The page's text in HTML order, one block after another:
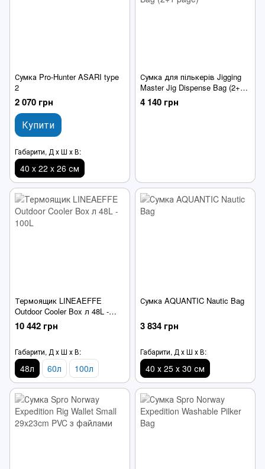
Сумка Pro-Hunter ASARI type
2
2 070 грн
Купити
Габарити, Д х Ш х В:
40 x 22 x 26 см
Сумка для пількерів Jigging
Master Jig Dispense Bag (2+1
page)
4 140 грн
Термоящик LINEAEFFE
Outdoor Cooler Box л 48L -
100L
10 442 грн
Габарити, Д х Ш х В:
48л 60л 100л
Сумка AQUANTIC Nautic Bag
3 834 грн
Габарити, Д х Ш х В:
40 х 25 х 30 см